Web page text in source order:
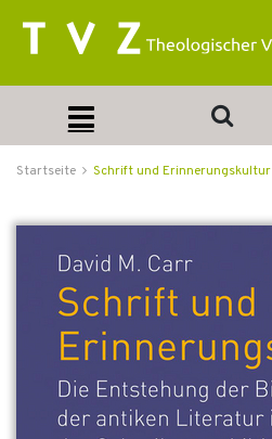
Startseite Schrift und Erinnerungskultur